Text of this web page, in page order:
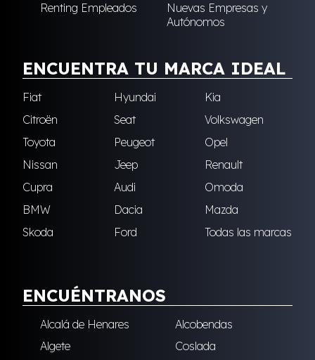
Renting Empleados
Nuevas Empresas y
Autónomos
ENCUENTRA TU MARCA IDEAL
Fiat Hyundai
Kia
Citroën
Seat
Volkswagen
Toyota
Peugeot
Opel
Nissan
Jeep
Renault
Cupra
Audi
Omoda
BMW
Dacia
Mazda
Skoda
Ford Todas las marcas
ENCUÉNTRANOS
Alcalá de Henares
Alcobendas
Algete
Coslada